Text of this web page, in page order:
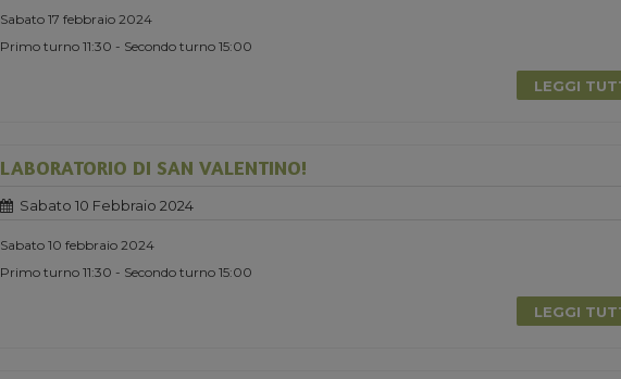
Sabato 17 febbraio 2024
Primo turno 11:30 - Secondo turno 15:00
LEGGI
LABORATORIO DI SAN VALENTINO!
Sabato 10 Febbraio 2024
Sabato 10 febbraio 2024
Primo turno 11:30 - Secondo turno 15:00
LEGGI